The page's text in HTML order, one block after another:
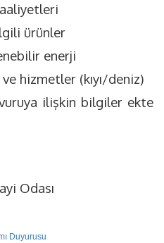
ürünler
enerji
hizmetler (kıyı/deniz)
ilişkin bilgiler ekte
Odası
Duyurusu